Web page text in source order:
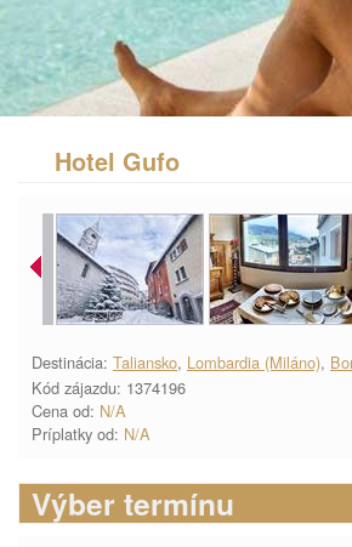
Hotel Gufo
Destinácia: Taliansko, Lombardia (Miláno),
Kód zájazdu: 1374196
Cena od: N/A
Príplatky od: N/A
Výber termínu